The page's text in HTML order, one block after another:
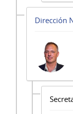
Dirección